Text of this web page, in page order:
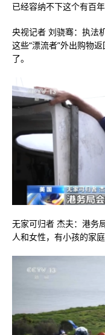
已经容纳不下这个有百
央视记者 刘骁骞：执法
这些“漂流者”外出购物
了。
无家可归者 杰夫：港务
人和女性，有小孩的家